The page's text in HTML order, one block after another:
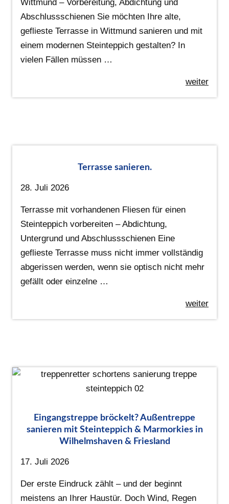
Wittmund – Vorbereitung, Abdichtung und
Abschlussschienen Sie möchten Ihre alte,
geflieste Terrasse in Wittmund sanieren und mit
einem modernen Steinteppich gestalten? In
vielen Fällen müssen …
weiter
Terrasse sanieren.
28. Juli 2026
Terrasse mit vorhandenen Fliesen für einen
Steinteppich vorbereiten – Abdichtung,
Untergrund und Abschlussschienen Eine
geflieste Terrasse muss nicht immer vollständig
abgerissen werden, wenn sie optisch nicht mehr
gefällt oder einzelne …
weiter
Eingangstreppe bröckelt? Außentreppe
sanieren mit Steinteppich & Marmorkies in
Wilhelmshaven & Friesland
17. Juli 2026
Der erste Eindruck zählt – und der beginnt
meistens an Ihrer Haustür. Doch Wind, Regen